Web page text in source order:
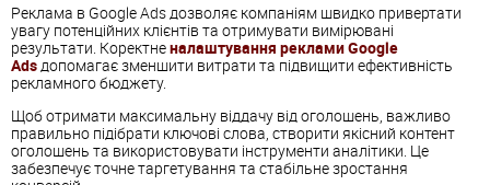
Реклама в Google Ads дозволяє компаніям швидко привертати
увагу потенційних клієнтів та отримувати вимірювані
результати. Коректненалаштування реклами Google
Adsдопомагає зменшити витрати та підвищити ефективність
рекламного бюджету.
Щоб отримати максимальну віддачу від оголошень, важливо
правильно підібрати ключові слова, створити якісний контент
оголошень та використовувати інструменти аналітики. Це
забезпечує точне таргетування та стабільне зростання